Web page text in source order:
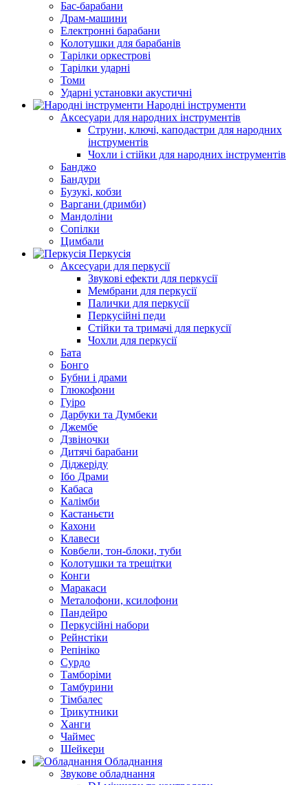
Бас-барабани
Драм-машини
Електронні барабани
Колотушки для барабанів
Тарілки оркестрові
Тарілки ударні
Томи
Ударні установки акустичні
Народні інструменти
Аксесуари для народних інструментів
Струни, ключі, каподастри для народних
інструментів
Чохли і стійки для народних інструментів
Банджо
Бандури
Бузукі, кобзи
Варгани (дримби)
Мандоліни
Сопілки
Цимбали
Перкусія
Аксесуари для перкусії
Звукові ефекти для перкусії
Мембрани для перкусії
Палички для перкусії
Перкусійні педи
Стійки та тримачі для перкусії
Чохли для перкусії
Бата
Бонго
Бубни і драми
Глюкофони
Гуіро
Дарбуки та Думбеки
Джембе
Дзвіночки
Дитячі барабани
Діджеріду
Ібо Драми
Кабаса
Калімби
Кастаньєти
Кахони
Клавеси
Ковбели, тон-блоки, туби
Колотушки та трещітки
Конги
Маракаси
Металофони, ксилофони
Пандейро
Перкусійні набори
Рейнстіки
Репініко
Сурдо
Тамборіми
Тамбурини
Тімбалес
Трикутники
Ханги
Чаймес
Шейкери
Обладнання
Звукове обладнання